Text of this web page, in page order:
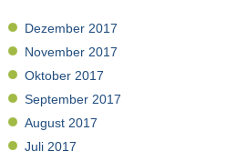
Dezember 2017
November 2017
Oktober 2017
September 2017
August 2017
Juli 2017